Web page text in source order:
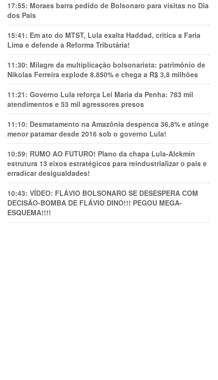
17:55: Moraes barra pedido de Bolsonaro para visitas no Dia
dos Pais
15:41: Em ato do MTST, Lula exalta Haddad, critica a Faria
Lima e defende a Reforma Tributária!
11:30: Milagre da multiplicação bolsonarista: patrimônio de
Nikolas Ferreira explode 8.850% e chega a R$ 3,8 milhões
11:21: Governo Lula reforça Lei Maria da Penha: 783 mil
atendimentos e 53 mil agressores presos
11:10: Desmatamento na Amazônia despenca 36,8% e atinge
menor patamar desde 2016 sob o governo Lula!
10:59: RUMO AO FUTURO! Plano da chapa Lula-Alckmin
estrutura 13 eixos estratégicos para reindustrializar o país e
erradicar desigualdades!
10:43: VÍDEO: FLÁVIO BOLSONARO SE DESESPERA COM
DECISÃO-BOMBA DE FLÁVIO DINO!!! PEGOU MEGA-
ESQUEMA!!!!